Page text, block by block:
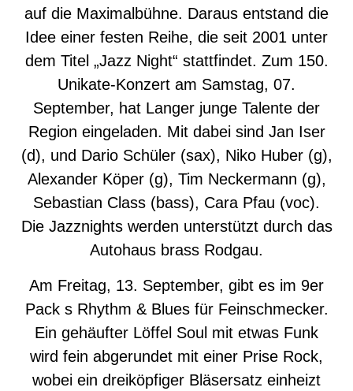
auf die Maximalbühne. Daraus entstand die
Idee einer festen Reihe, die seit 2001 unter
dem Titel „Jazz Night“ stattfindet. Zum 150.
Unikate-Konzert am Samstag, 07.
September, hat Langer junge Talente der
Region eingeladen. Mit dabei sind Jan Iser
(d), und Dario Schüler (sax), Niko Huber (g),
Alexander Köper (g), Tim Neckermann (g),
Sebastian Class (bass), Cara Pfau (voc).
Die Jazznights werden unterstützt durch das
Autohaus brass Rodgau.
Am Freitag, 13. September, gibt es im 9er
Pack s Rhythm & Blues für Feinschmecker.
Ein gehäufter Löffel Soul mit etwas Funk
wird fein abgerundet mit einer Prise Rock,
wobei ein dreiköpfiger Bläsersatz einheizt